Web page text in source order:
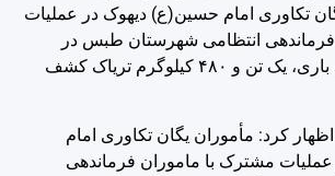
تکاوری امام حسین(ع) دیهوک در عملیات
انتظامی شهرستان طبس در
بازرسی از یک تریلی باری، یک تن و ۴۸۰ کیلوگرم تریاک کشف
کرد: مأموران یگان تکاوری امام
مشترک با ماموران فرماندهی